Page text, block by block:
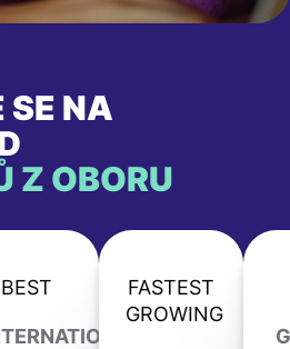
SE NA
Z OBORU
BEST
FASTEST
GROWING